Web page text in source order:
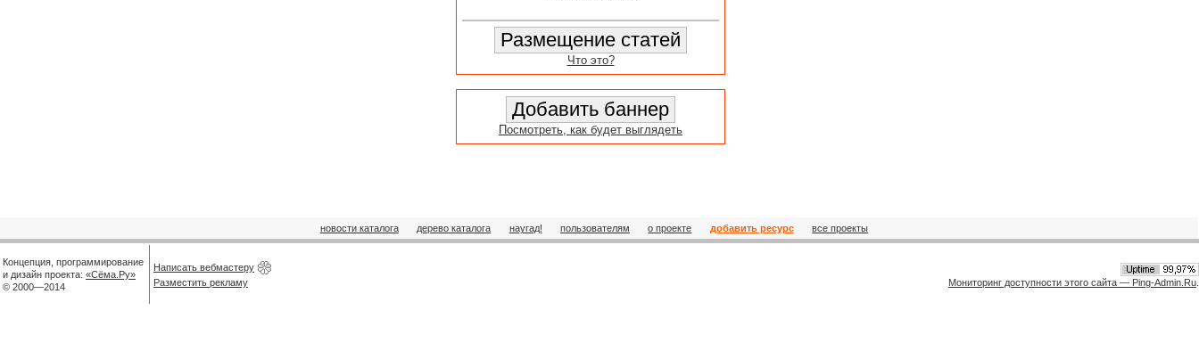
Что это?
Посмотреть, как будет выглядеть
новости каталога дерево каталога наугад! пользователям о проекте добавить ресурс все проекты
Концепция, программирование
и дизайн проекта: «Сёма.Ру»
© 2000—2014
Написать вебмастеру
Разместить рекламу
Мониторинг доступности этого сайта — Ping-Admin.Ru